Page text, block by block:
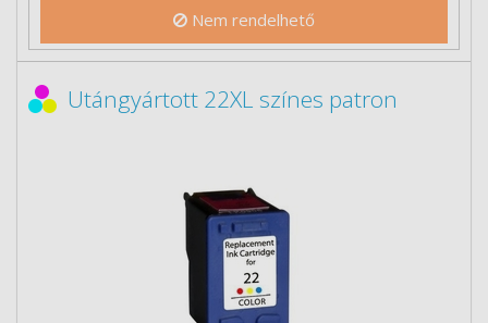
Nem rendelhető
Utángyártott 22XL színes patron